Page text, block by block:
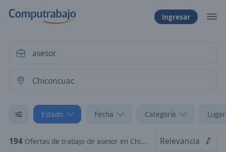
Ingresar
Estado Fecha Categoría
194 Ofertas de trabajo de asesor en Chiconcuac, Estado de México Relevancia